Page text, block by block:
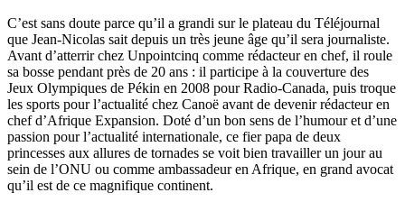
C’est sans doute parce qu’il a grandi sur le plateau du Téléjournal
que Jean-Nicolas sait depuis un très jeune âge qu’il sera journaliste.
Avant d’atterrir chez Unpointcinq comme rédacteur en chef, il roule
sa bosse pendant près de 20 ans : il participe à la couverture des
Jeux Olympiques de Pékin en 2008 pour Radio-Canada, puis troque
les sports pour l’actualité chez Canoë avant de devenir rédacteur en
chef d’Afrique Expansion. Doté d’un bon sens de l’humour et d’une
passion pour l’actualité internationale, ce fier papa de deux
princesses aux allures de tornades se voit bien travailler un jour au
sein de l’ONU ou comme ambassadeur en Afrique, en grand avocat
qu’il est de ce magnifique continent.